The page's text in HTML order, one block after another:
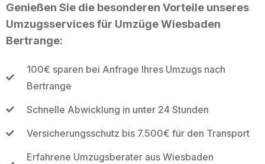
Genießen Sie die besonderen Vorteile unseres
Umzugsservices für Umzüge Wiesbaden
Bertrange:
100€ sparen bei Anfrage Ihres Umzugs nach
Bertrange
Schnelle Abwicklung in unter 24 Stunden
Versicherungsschutz bis 7.500€ für den Transport
Erfahrene Umzugsberater aus Wiesbaden